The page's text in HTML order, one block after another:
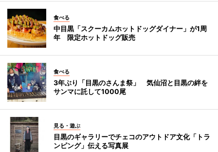
食べる
中目黒「スクーカムホットドッグダイナー」が1周
年 限定ホットドッグ販売
食べる
3年ぶり「目黒のさんま祭」 気仙沼と目黒の絆を
サンマに託して1000尾
見る・遊ぶ
目黒のギャラリーでチェコのアウトドア文化「トラ
ンピング」伝える写真展